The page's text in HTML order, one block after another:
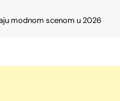
modnom scenom u 2026